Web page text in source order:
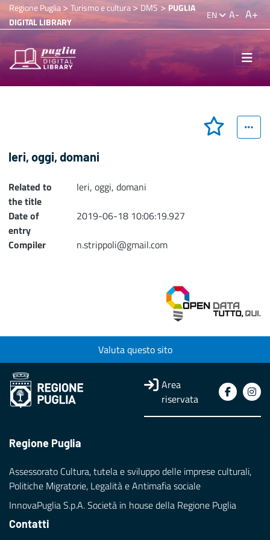
Regione Puglia> Turismo e cultura>DMS > PUGLIA
DIGITAL LIBRARY
EN A- A+
Ieri, oggi, domani
Related to
the title
Ieri, oggi, domani
Date of
entry
2019-06-18 10:06:19.927
Compiler
n.strippoli@gmail.com
Valuta questo sito
Area
riservata
Regione Puglia
Assessorato Cultura, tutela e sviluppo delle imprese culturali,
Politiche Migratorie, Legalità e Antimafia sociale
InnovaPuglia S.p.A. Società in house della Regione Puglia
Contatti